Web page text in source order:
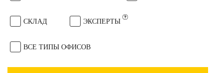
СКЛАД ЭКСПЕРТЫ
ВСЕ ТИПЫ ОФИСОВ